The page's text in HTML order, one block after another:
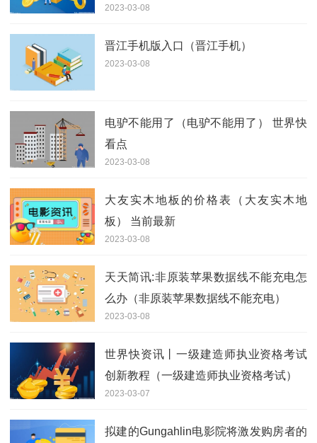
2023-03-08
晋江手机版入口（晋江手机）
2023-03-08
电驴不能用了（电驴不能用了） 世界快
看点
2023-03-08
大友实木地板的价格表（大友实木地
板） 当前最新
2023-03-08
天天简讯:非原装苹果数据线不能充电怎
么办（非原装苹果数据线不能充电）
2023-03-08
世界快资讯丨一级建造师执业资格考试
创新教程（一级建造师执业资格考试）
2023-03-07
拟建的Gungahlin电影院将激发购房者的